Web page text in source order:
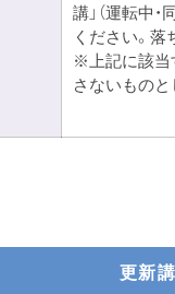
講」（運転中
ください。
※上記に該当
さないもの
更新